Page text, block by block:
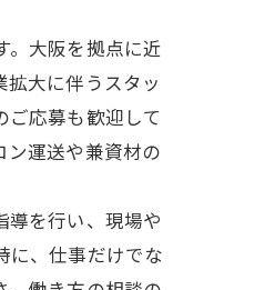
。大阪を拠点に近
大に伴うスタッ
応募も歓迎して
運送や兼資材の
を行い、現場や
に、仕事だけでな